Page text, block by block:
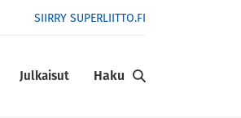
SIIRRY SUPERLIITTO.FI
Julkaisut Haku